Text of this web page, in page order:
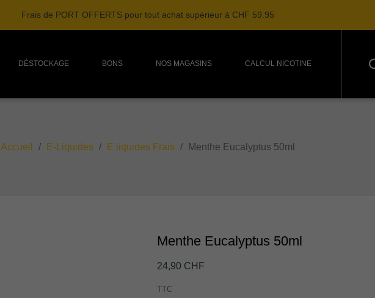
Frais de PORT OFFERTS pour tout achat supérieur à CHF 59.95
DÉSTOCKAGE BONS NOS MAGASINS CALCUL NICOTINE
Accueil E-Liquides E liquides Frais Menthe Eucalyptus 50ml
Menthe Eucalyptus 50ml
24,90 CHF
TTC